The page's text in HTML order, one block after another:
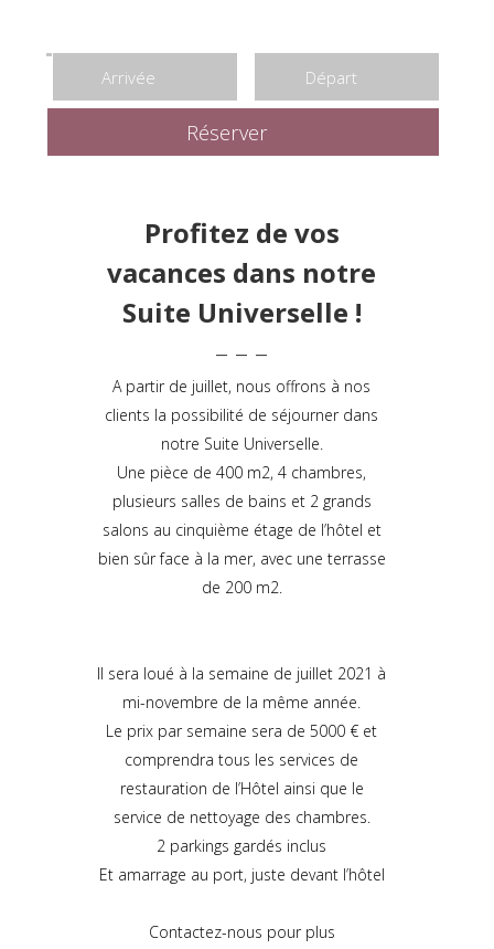
Profitez de vos
vacances dans notre
Suite Universelle !
– – –
A partir de juillet, nous offrons à nos
clients la possibilité de séjourner dans
notre Suite Universelle.
Une pièce de 400 m2, 4 chambres,
plusieurs salles de bains et 2 grands
salons au cinquième étage de l’hôtel et
bien sûr face à la mer, avec une terrasse
de 200 m2.
Il sera loué à la semaine de juillet 2021 à
mi-novembre de la même année.
Le prix par semaine sera de 5000 € et
comprendra tous les services de
restauration de l’Hôtel ainsi que le
service de nettoyage des chambres.
2 parkings gardés inclus
Et amarrage au port, juste devant l’hôtel
Contactez-nous pour plus